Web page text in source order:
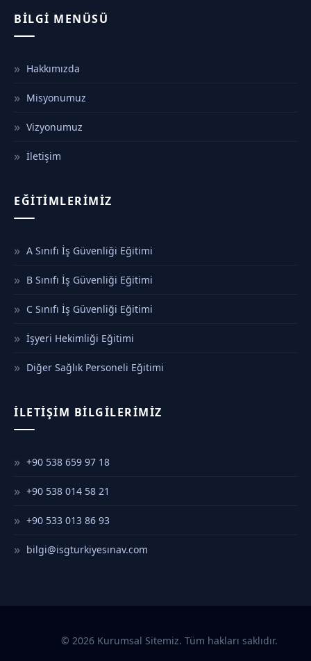
BILGI MENÜSÜ
Hakkımızda
Misyonumuz
Vizyonumuz
İletişim
EĞITIMLERIMIZ
A Sınıfı İş Güvenliği Eğitimi
B Sınıfı İş Güvenliği Eğitimi
C Sınıfı İş Güvenliği Eğitimi
İşyeri Hekimliği Eğitimi
Diğer Sağlık Personeli Eğitimi
İLETIŞIM BILGILERIMIZ
+90 538 659 97 18
+90 538 014 58 21
+90 533 013 86 93
bilgi@isgturkiyesınav.com
© 2026 Kurumsal Sitemiz. Tüm hakları saklıdır.